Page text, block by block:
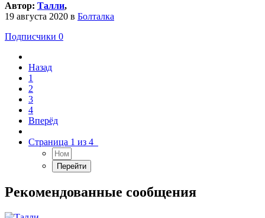
Автор: ­Талли,
19 августа 2020 в Болталка
Подписчики 0
Назад
1
2
3
4
Вперёд
Страница 1 из 4
Рекомендованные сообщения